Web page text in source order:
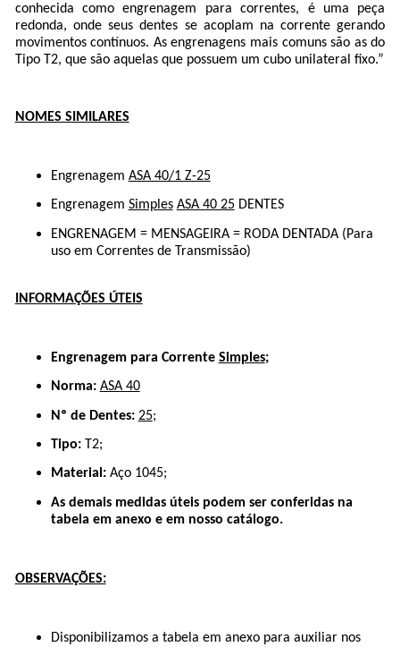
conhecida como engrenagem para correntes, é uma peça
redonda, onde seus dentes se acoplam na corrente gerando
movimentos contínuos. As engrenagens mais comuns são as do
Tipo T2, que são aquelas que possuem um cubo unilateral fixo.”
NOMES SIMILARES
Engrenagem ASA 40/1 Z-25
Engrenagem Simples ASA 40 25DENTES
ENGRENAGEM = MENSAGEIRA = RODA DENTADA (Para
uso em Correntes de Transmissão)
INFORMAÇÕES ÚTEIS
Engrenagem para Corrente Simples;
Norma: ASA 40
Nº de Dentes: 25;
Tipo: T2;
Material: Aço 1045;
As demais medidas úteis podem ser conferidas na
tabela em anexo e em nosso catálogo.
OBSERVAÇÕES:
Disponibilizamos a tabela em anexo para auxiliar nos